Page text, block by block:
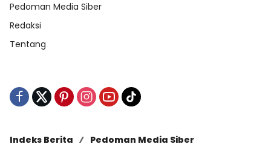
Pedoman Media Siber
Redaksi
Tentang
Indeks Berita
Pedoman Media Siber